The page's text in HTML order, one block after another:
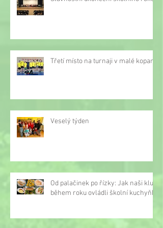
Třetí místo na turnaji v malé kopané
Veselý týden
Od palačinek po řízky: Jak naši kluci
během roku ovládli školní kuchyňku